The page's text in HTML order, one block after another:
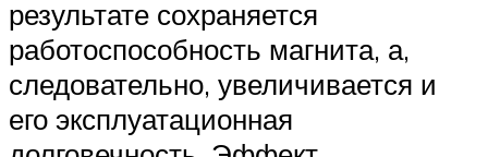
результате сохраняется
работоспособность магнита, а,
следовательно, увеличивается и
его эксплуатационная